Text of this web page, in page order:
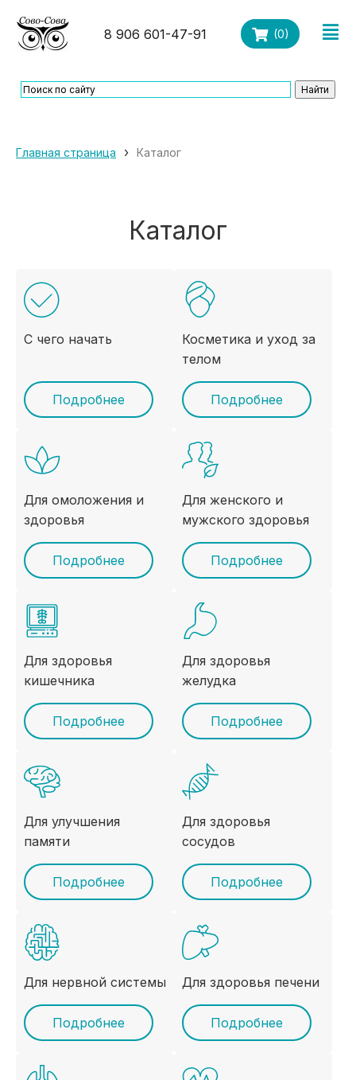
8 906 601-47-91 (0)
Главная страница › Каталог
Каталог
С чего начать
Подробнее
Косметика и уход за
телом
Подробнее
Для омоложения и
здоровья
Подробнее
Для женского и
мужского здоровья
Подробнее
Для здоровья
кишечника
Подробнее
Для здоровья
желудка
Подробнее
Для улучшения
памяти
Подробнее
Для здоровья
сосудов
Подробнее
Для нервной системы
Подробнее
Для здоровья печени
Подробнее